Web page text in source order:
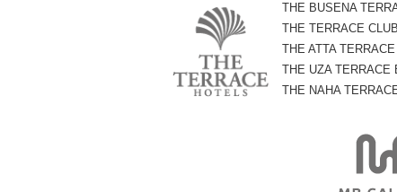
THE BUSENA
THE TERRACE
THE ATTA
THE UZA TERRACE
THE NAHA